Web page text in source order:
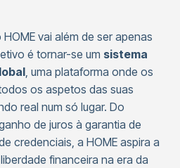
vai além de ser apenas
é tornar-se um sistema
, uma plataforma onde os
os aspetos das suas
real num só lugar. Do
de juros à garantia de
credenciais, a HOME aspira a
financeira na era da